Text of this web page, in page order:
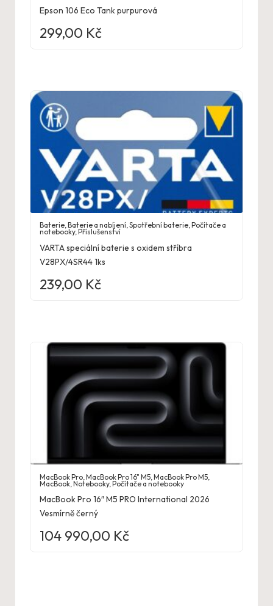
Epson 106 Eco Tank purpurová
299,00 Kč
Baterie,Baterie a nabíjení,Spotřební baterie,Počítače a
notebooky,Příslušenství
VARTA speciální baterie s oxidem stříbra
V28PX/4SR44 1ks
239,00 Kč
MacBook Pro ,MacBook Pro 16" M5 ,MacBook Pro M5
MacBook ,Notebooky,Počítače a notebooky
MacBook Pro 16″ M5 PRO International 2026
Vesmírně černý
104 990,00 Kč